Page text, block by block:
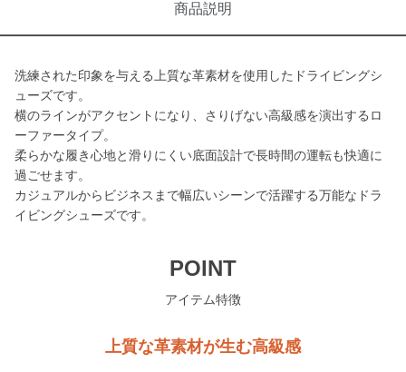
商品説明
洗練された印象を与える上質な革素材を使用したドライビングシ
ューズです。
横のラインがアクセントになり、さりげない高級感を演出するロ
ーファータイプ。
柔らかな履き心地と滑りにくい底面設計で長時間の運転も快適に
過ごせます。
カジュアルからビジネスまで幅広いシーンで活躍する万能なドラ
イビングシューズです。
POINT
アイテム特徴
上質な革素材が生む高級感